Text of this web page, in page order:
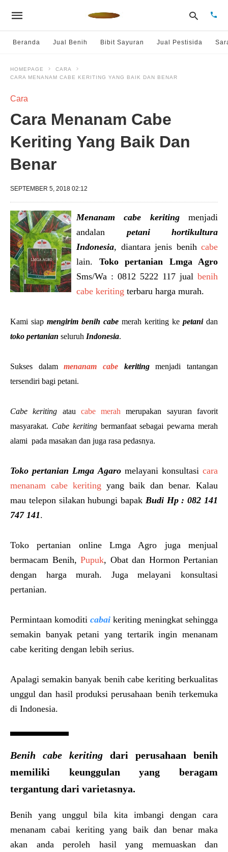
Beranda Jual Benih Bibit Sayuran Jual Pestisida
HOMEPAGE
CARA
CARA MENANAM CABE KERITING YANG BAIK DAN BENAR
Cara
Cara Menanam Cabe
Keriting Yang Baik Dan
Benar
SEPTEMBER 5, 2018 02:12
Menanam cabe keriting menjadi
andalan petani hortikultura
Indonesia, diantara jenis benih cabe
lain. Toko pertanian Lmga Agro
Sms/Wa : 0812 5222 117 jual benih
cabe keriting terbaru harga murah.
Kami siap mengirim benih cabe merah keriting ke petanidan
toko pertanian seluruh Indonesia.
Sukses dalammenanam cabe keritingmenjadi tantangan
tersendiri bagi petani.
Cabe keriting atau cabe merah merupakan sayuran favorit
masyarakat. Cabe keriting bermanfaat sebagai pewarna merah
alami pada masakan dan juga rasa pedasnya.
Toko pertanian Lmga Agaromelayani konsultasi cara
menanam cabe keriting yang baik dan benar. Kalau
mau telepon silakan hubungi bapak Budi Hp : 082 141
747 141.
Toko pertanian online Lmga Agro juga menjual
bermacam Benih, Pupuk, Obat dan Hormon Pertanian
dengan harga murah. Juga melayani konsultasi
pertanian.
Permintaan komoditi cabai keriting meningkat sehingga
semakin banyak petani yang tertarik ingin menanam
cabe keriting dengan lebih serius.
Apalagi semakin banyak benih cabe keriting berkualitas
unggul dan hasil produksi perusahaan benih terkemuka
di Indonesia.
Benih cabe keriting dari perusahaan benih
memiliki keunggulan yang beragam
tergantung dari varietasnya.
Benih yang unggul bila kita imbangi dengan cara
menanam cabai keriting yang baik dan benar maka
akan anda peroleh hasil yang memuaskan dan